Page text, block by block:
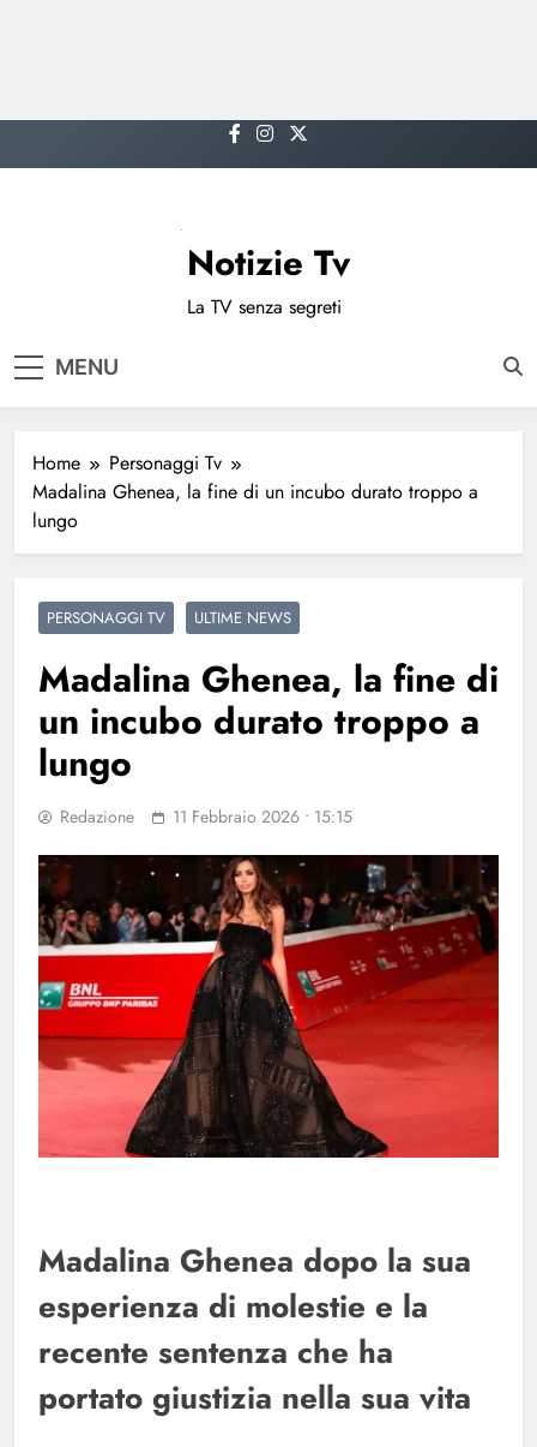
to
Notizie Tv
La TV senza segreti
MENU
Home
Personaggi Tv
Madalina Ghenea, la fine di un incubo durato troppo a
lungo
PERSONAGGI TV ULTIME NEWS
Madalina Ghenea, la fine di
un incubo durato troppo a
lungo
Redazione 11 Febbraio 2026 • 15:15
Madalina Ghenea dopo la sua
esperienza di molestie e la
recente sentenza che ha
portato giustizia nella sua vita